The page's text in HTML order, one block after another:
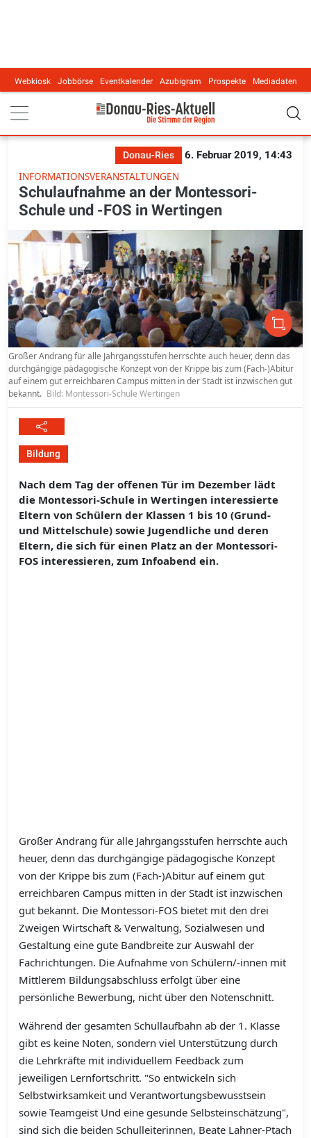
Main navigation
Webkiosk Jobbörse Eventkalender Azubigram Prospekte Mediadaten
Donau-Ries
6. Februar 2019, 14:43
INFORMATIONSVERANSTALTUNGEN
Schulaufnahme an der Montessori-
Schule und -FOS in Wertingen
Großer Andrang für alle Jahrgangsstufen herrschte auch heuer, denn das
durchgängige pädagogische Konzept von der Krippe bis zum (Fach-)Abitur
auf einem gut erreichbaren Campus mitten in der Stadt ist inzwischen gut
bekannt. Bild: Montessori-Schule Wertingen
Bildung
Nach dem Tag der offenen Tür im Dezember lädt
die Montessori-Schule in Wertingen interessierte
Eltern von Schülern der Klassen 1 bis 10 (Grund-
und Mittelschule) sowie Jugendliche und deren
Eltern, die sich für einen Platz an der Montessori-
FOS interessieren, zum Infoabend ein.
Großer Andrang für alle Jahrgangsstufen herrschte auch
heuer, denn das durchgängige pädagogische Konzept
von der Krippe bis zum (Fach-)Abitur auf einem gut
erreichbaren Campus mitten in der Stadt ist inzwischen
gut bekannt. Die Montessori-FOS bietet mit den drei
Zweigen Wirtschaft & Verwaltung, Sozialwesen und
Gestaltung eine gute Bandbreite zur Auswahl der
Fachrichtungen. Die Aufnahme von Schülern/-innen mit
Mittlerem Bildungsabschluss erfolgt über eine
persönliche Bewerbung, nicht über den Notenschnitt.
Während der gesamten Schullaufbahn ab der 1. Klasse
gibt es keine Noten, sondern viel Unterstützung durch
die Lehrkräfte mit individuellem Feedback zum
jeweiligen Lernfortschritt. "So entwickeln sich
Selbstwirksamkeit und Verantwortungsbewusstsein
sowie Teamgeist Und eine gesunde Selbsteinschätzung",
sind sich die beiden Schulleiterinnen, Beate Lahner-Ptach